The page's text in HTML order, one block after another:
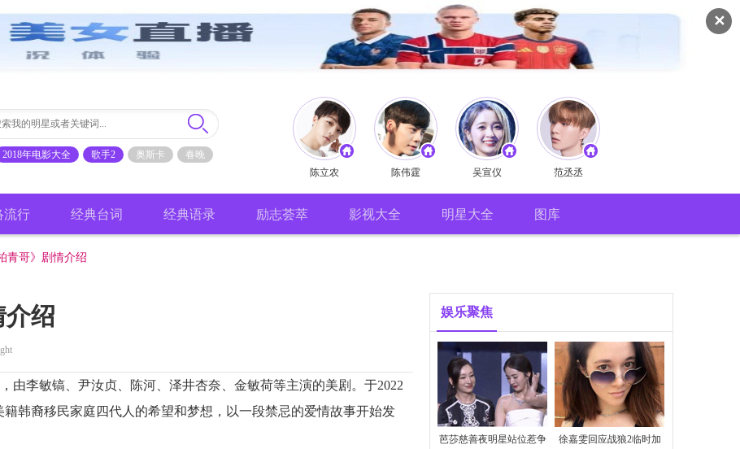
✕
2018年电影大全 歌手2 奥斯卡
春晚
陈立农
陈伟霆 吴宣仪 范丞丞
流行 经典台词 经典语录 励志荟萃 影视大全 明星大全 图库
青哥》剧情介绍
介绍
由李敏镐、尹汝贞、陈河、泽井杏奈、金敏荷等主演的美剧。于2022
韩裔移民家庭四代人的希望和梦想，以一段禁忌的爱情故事开始发
娱乐聚焦
芭莎慈善夜明星站位惹争
徐嘉雯回应战狼2临时加